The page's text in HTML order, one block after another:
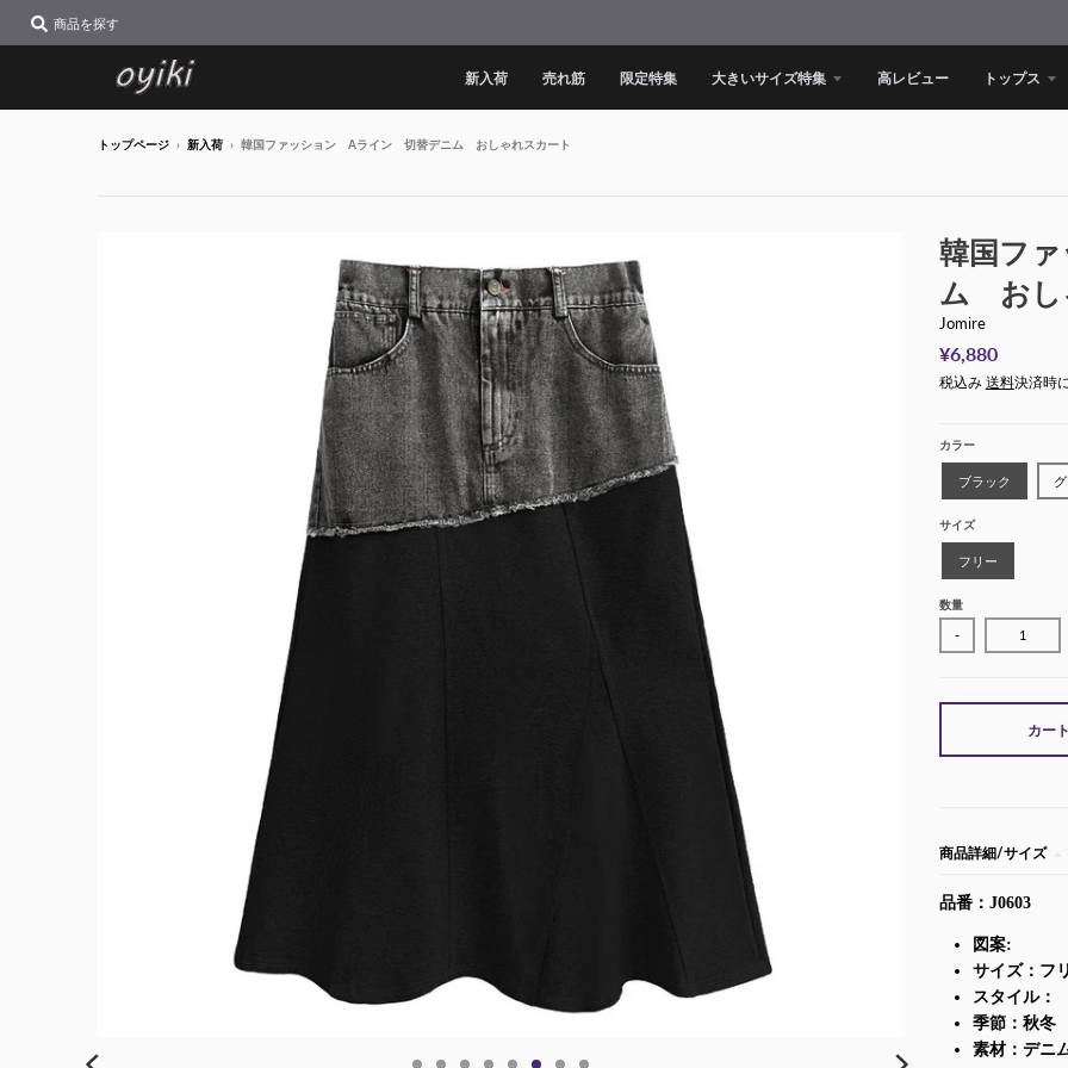
商品を探す
新入荷 売れ筋 限定特集 大きいサイズ特集 高レビュー トップス
トップページ › 新入荷 › 韓国ファッション Aライン 切替デニム おしゃれスカート
韓国フ
ム おし
Jomire
¥6,880
税込み 送料決済時
カラー
ブラック
サイズ
フリー
数量
-
カー
商品詳細/サイズ
品番：J0603
図案:
サイズ：フ
スタイル：
季節：秋冬
素材：デニ